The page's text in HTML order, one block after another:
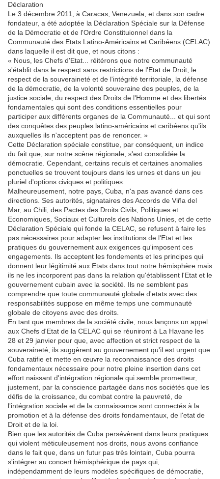
Déclaration
Le 3 décembre 2011, à Caracas, Venezuela, et dans son cadre
fondateur, a été adoptée la Déclaration Spéciale sur la Défense
de la Démocratie et de l'Ordre Constituionnel dans la
Communauté des Etats Latino-Américains et Caribéens (CELAC)
dans laquelle il est dit que, et nous citons :
« Nous, les Chefs d'Etat... réitérons que notre communauté
s'établit dans le respect sans restrictions de l'Etat de Droit, le
respect de la souveraineté et de l'intégrité territoriale, la défense
de la démocratie, de la volonté souveraine des peuples, de la
justice sociale, du respect des Droits de l'Homme et des libertés
fondamentales qui sont des conditions essentielles pour
participer aux différents organes de la Communauté... et qui sont
des conquêtes des peuples latino-américains et caribéens qu'ils
auxquelles ils n'acceptent pas de renoncer. »
Cette Déclaration spéciale constitue, par conséquent, un indice
du fait que, sur notre scène régionale, s'est consolidée la
démocratie. Cependant, certains reculs et certaines anomalies
ponctuelles se trouvent toujours dans les urnes et dans un jeu
pluriel d'options civiques et politiques.
Malheureusement, notre pays, Cuba, n'a pas avancé dans ces
directions. Ses autorités, signataires des Accords de Viña del
Mar, au Chili, des Pactes des Droits Civils, Politiques et
Economiques, Sociaux et Culturels des Nations Unies, et de cette
Déclaration Spéciale qui fonde la CELAC, se refusent à faire les
pas nécessaires pour adapter les institutions de l'Etat et les
pratiques du gouvernement aux exigences qu'imposent ces
engagements. Ils acceptent les fondements et les principes qui
donnent leur légitimité aux Etats dans tout notre hémisphère mais
ils ne les incorporent pas dans la relation qu'établissent l'Etat et le
gouvernement cubain avec la société. Ils ne semblent pas
comprendre que toute communauté globale d'etats avec des
responsabilités suppose en même temps une communauté
globale de citoyens avec des droits.
En tant que membres de la société civile, nous lançons un appel
aux Chefs d'Etat de la CELAC qui se réuniront à La Havane les
28 et 29 janvier pour que, avec affection et strict respect de la
souveraineté, ils suggèrent au gouvernement qu'il est urgent que
Cuba ratifie et mette en œuvre la reconnaissance des droits
fondamentaux nécessaire pour notre pleine insertion dans cet
effort naissant d'intégration régionale qui semble prometteur,
justement, par la conscience partagée dans nos sociétés que les
défis de la croissance, du combat contre la pauvreté, de
l'intégration sociale et de la connaissance sont connectés à la
promotion et à la défense des droits fondamentaux, de l'etat de
Droit et de la loi.
Bien que les autorités de Cuba persévèrent dans leurs pratiques
qui violent méticuleusement nos droits, nous avons confiance
dans le fait que, dans un futur pas très lointain, Cuba pourra
s'intégrer au concert hémisphérique de pays qui,
indépendamment de leurs modèles spécifiques de démocratie,